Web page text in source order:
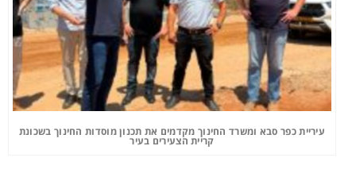
עיריית כפר סבא ומשרד החינוך מקדמים את תכנון מוסדות החינוך בשכונת
קריית הצעירים בעיר